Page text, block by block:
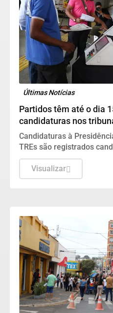
Últimas Notícias
Partidos têm até o dia
candidaturas nos
Candidaturas à
TREs são registrados
estadual, Senado, Câmara
assembleias estaduais e
Visualizar